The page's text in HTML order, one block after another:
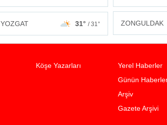
YOZGAT 31° / 31° ZONGULDAK
Köşe Yazarları
Yerel Haberler
Günün
Arşiv
Gazete Arşivi